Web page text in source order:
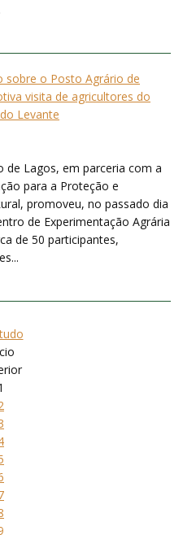
sobre o Posto Agrário de
visita de agricultores do
Levante
de Lagos, em parceria com a
para a Proteção e
promoveu, no passado dia
de Experimentação Agrária
de 50 participantes,